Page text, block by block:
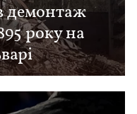
демонтаж
року на